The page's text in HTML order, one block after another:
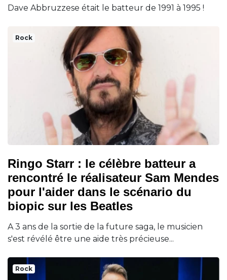
Dave Abbruzzese était le batteur de 1991 à 1995 !
Rock
Ringo Starr : le célèbre batteur a
rencontré le réalisateur Sam Mendes
pour l'aider dans le scénario du
biopic sur les Beatles
A 3 ans de la sortie de la future saga, le musicien
s'est révélé être une aide très précieuse...
Rock